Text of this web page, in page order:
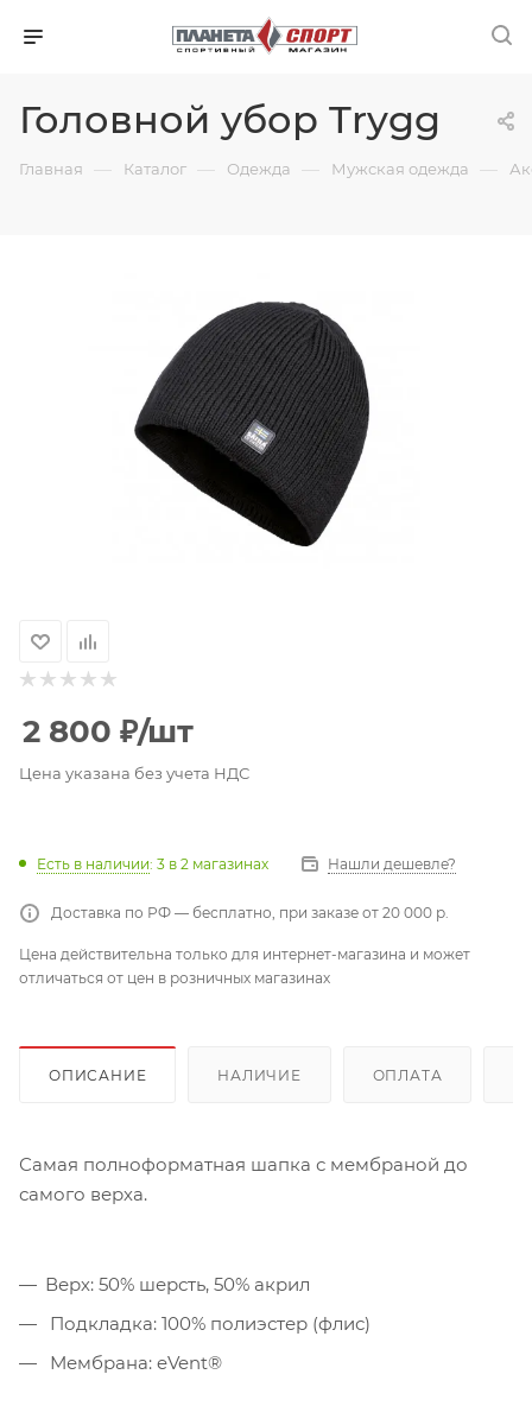
Головной убор Trygg
Главная — Каталог — Одежда — Мужская одежда —
2 800 ₽/шт
Цена указана без учета НДС
Есть в наличии: 3 в 2 магазинах Нашли дешевле?
Доставка по РФ — бесплатно, при заказе от 20 000 р.
Цена действительна только для интернет-магазина и может
отличаться от цен в розничных магазинах
ОПИСАНИЕ НАЛИЧИЕ ОПЛАТА
Самая полноформатная шапка с мембраной до
самого верха.
Верх: 50% шерсть, 50% акрил
Подкладка: 100% полиэстер (флис)
Мембрана: eVent®